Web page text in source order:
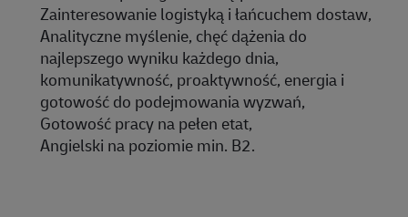
Zainteresowanie logistyką i łańcuchem dostaw,
Analityczne myślenie, chęć dążenia do
najlepszego wyniku każdego dnia,
komunikatywność, proaktywność, energia i
gotowość do podejmowania wyzwań,
Gotowość pracy na pełen etat,
Angielski na poziomie min. B2.